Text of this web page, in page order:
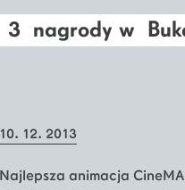
3 nagrody w
10. 12. 2013
Najlepsza animacja